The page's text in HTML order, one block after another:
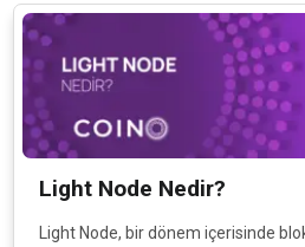
Light Node Nedir?
Light Node, bir dönem içerisinde